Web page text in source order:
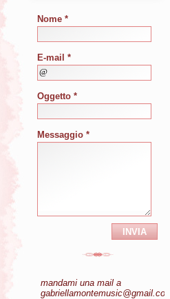
Nome *
E-mail *
Oggetto *
Messaggio *
mandami una mail a
gabriellamontemusic@gmail.com